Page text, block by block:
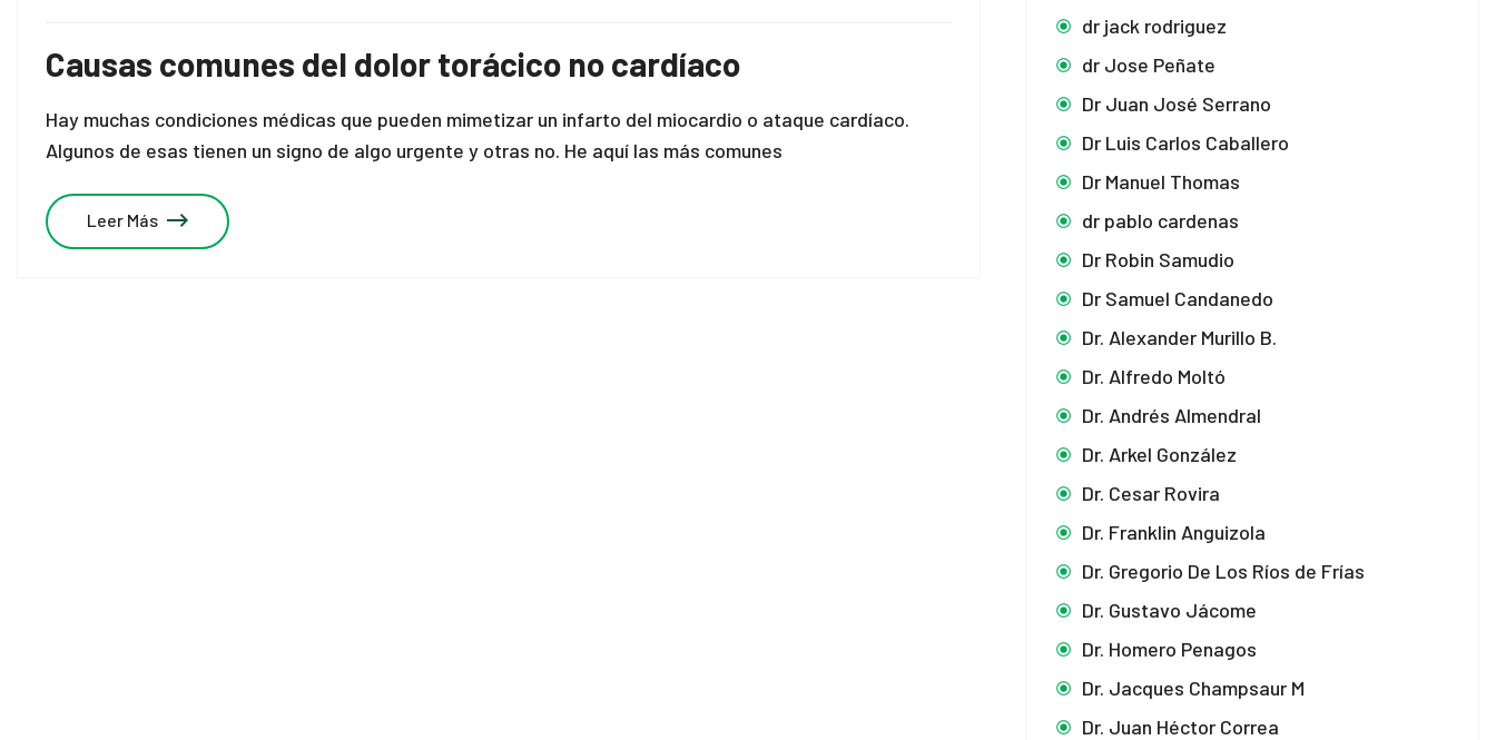
dr jack rodriguez
dr Jose Peñate
Dr Juan José Serrano
Dr Luis Carlos Caballero
Dr Manuel Thomas
dr pablo cardenas
Dr Robin Samudio
Dr Samuel Candanedo
Dr. Alexander Murillo B.
Dr. Alfredo Moltó
Dr. Andrés Almendral
Dr. Arkel González
Dr. Cesar Rovira
Dr. Franklin Anguizola
Dr. Gregorio De Los Ríos de Frías
Dr. Gustavo Jácome
Dr. Homero Penagos
Dr. Jacques Champsaur M
Dr. Juan Héctor Correa
Causas comunes del dolor torácico no cardíaco
Hay muchas condiciones médicas que pueden mimetizar un infarto del miocardio o ataque cardíaco.
Algunos de esas tienen un signo de algo urgente y otras no. He aquí las más comunes
Leer Más